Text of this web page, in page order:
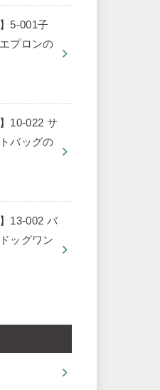
5-001子
プロンの
10-022 サ
バッグの
13-002 バ
ッグワン